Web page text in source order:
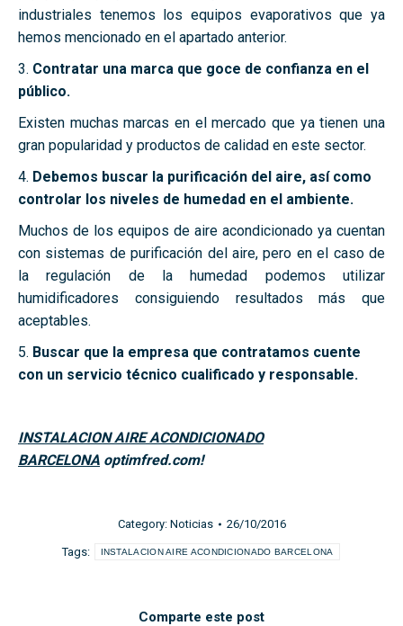
industriales tenemos los equipos evaporativos que ya
hemos mencionado en el apartado anterior.
3. Contratar una marca que goce de confianza en el
público.
Existen muchas marcas en el mercado que ya tienen una
gran popularidad y productos de calidad en este sector.
4. Debemos buscar la purificación del aire, así como
controlar los niveles de humedad en el ambiente.
Muchos de los equipos de aire acondicionado ya cuentan
con sistemas de purificación del aire, pero en el caso de
la regulación de la humedad podemos utilizar
humidificadores consiguiendo resultados más que
aceptables.
5. Buscar que la empresa que contratamos cuente
con un servicio técnico cualificado y responsable.
INSTALACION AIRE ACONDICIONADO
BARCELONA optimfred.com!
Category: Noticias 26/10/2016
Tags: INSTALACION AIRE ACONDICIONADO BARCELONA
Comparte este post